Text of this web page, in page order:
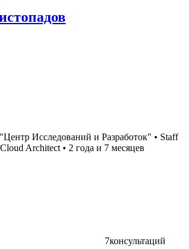
Исследований и Разработок" • Staff
Architect • 2 года и 7 месяцев
7консультаций